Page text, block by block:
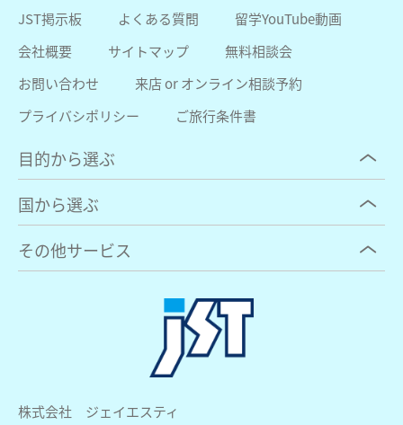
株式会社 ジェイエスティ
JST掲示板
よくある質問
留学YouTube動画
会社概要
サイトマップ
無料相談会
お問い合わせ
来店 or オンライン相談予約
プライバシポリシー
ご旅行条件書
目的から選ぶ
国から選ぶ
その他サービス